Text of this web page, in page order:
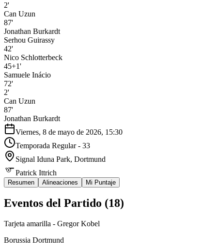
2'
Can Uzun
87'
Jonathan Burkardt
Serhou Guirassy
42'
Nico Schlotterbeck
45+1'
Samuele Inácio
72'
2'
Can Uzun
87'
Jonathan Burkardt
Viernes, 8 de mayo de 2026, 15:30
Temporada Regular - 33
Signal Iduna Park, Dortmund
Patrick Ittrich
Resumen Alineaciones Mi Puntaje
Eventos del Partido (18)
Tarjeta amarilla - Gregor Kobel
Borussia Dortmund